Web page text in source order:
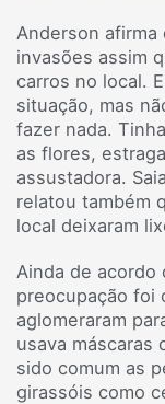
Anderson afirma
invasões assim
carros no local.
situação, mas
fazer nada.
as flores,
assustadora.
relatou também
local deixaram
Ainda de acordo
preocupação foi
aglomeraram
usava máscaras
sido comum as
girassóis como